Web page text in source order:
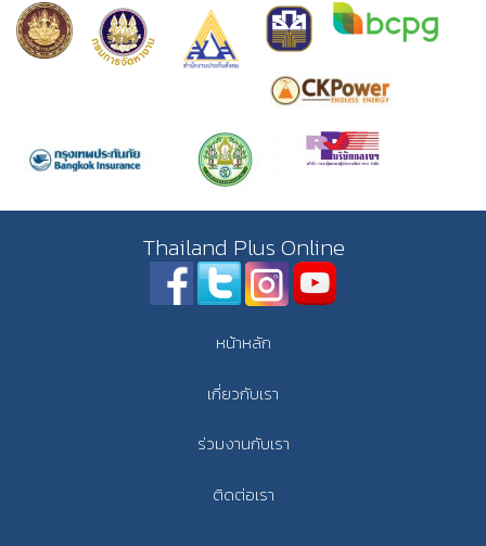
Thailand Plus Online
หน้าหลัก
เกี่ยวกับเรา
ร่วมงานกับเรา
ติดต่อเรา